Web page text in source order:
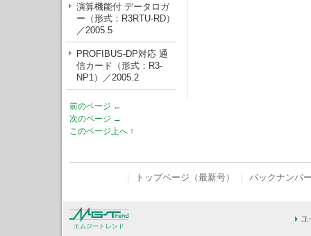
演算機能付 データロガ
ー（形式：R3RTU-RD）
／2005.5
PROFIBUS-DP対応 通
信カード（形式：R3-
NP1）／2005.2
前のページ ←
次のページ →
このページ上へ ↑
トップページ（最新号） バックナンバ
エムジートレンド